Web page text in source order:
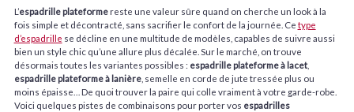
L’espadrille plateformereste une valeur sûre quand on cherche un look à la
fois simple et décontracté, sans sacrifier le confort de la journée. Ce type
d’espadrille se décline en une multitude de modèles, capables de suivre aussi
bien un style chic qu’une allure plus décalée. Sur le marché, on trouve
désormais toutes les variantes possibles : espadrille plateforme à lacet,
espadrille plateforme à lanière, semelle en corde de jute tressée plus ou
moins épaisse… De quoi trouver la paire qui colle vraiment à votre garde-robe.
Voici quelques pistes de combinaisons pour porter vos espadrilles